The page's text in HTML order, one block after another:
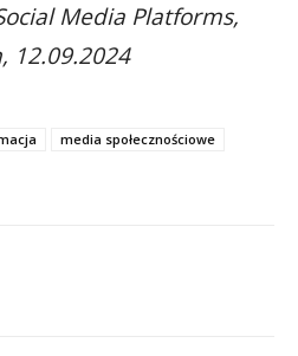
Media Platforms,
12.09.2024
media społecznościowe